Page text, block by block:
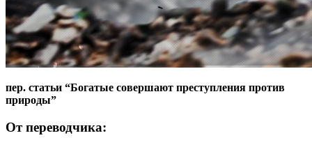
пер. cтатьи “Богатые совершают преступления против
природы”
От переводчика: